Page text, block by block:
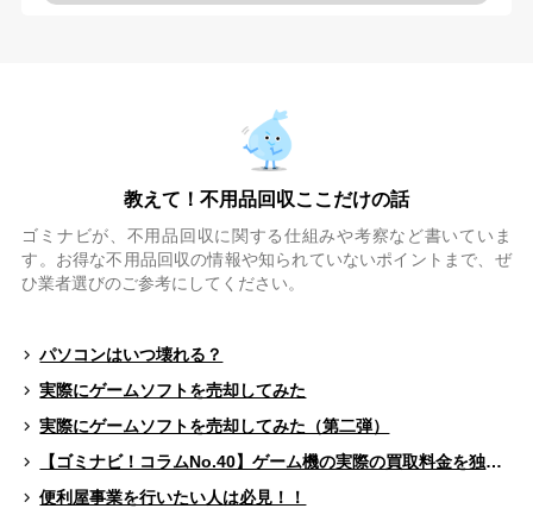
教えて！不用品回収ここだけの話
ゴミナビが、不用品回収に関する仕組みや考察など書いていま
す。お得な不用品回収の情報や知られていないポイントまで、ぜ
ひ業者選びのご参考にしてください。
パソコンはいつ壊れる？
実際にゲームソフトを売却してみた
実際にゲームソフトを売却してみた（第二弾）
【ゴミナビ！コラムNo.40】ゲーム機の実際の買取料金を独自調査！！
便利屋事業を行いたい人は必見！！